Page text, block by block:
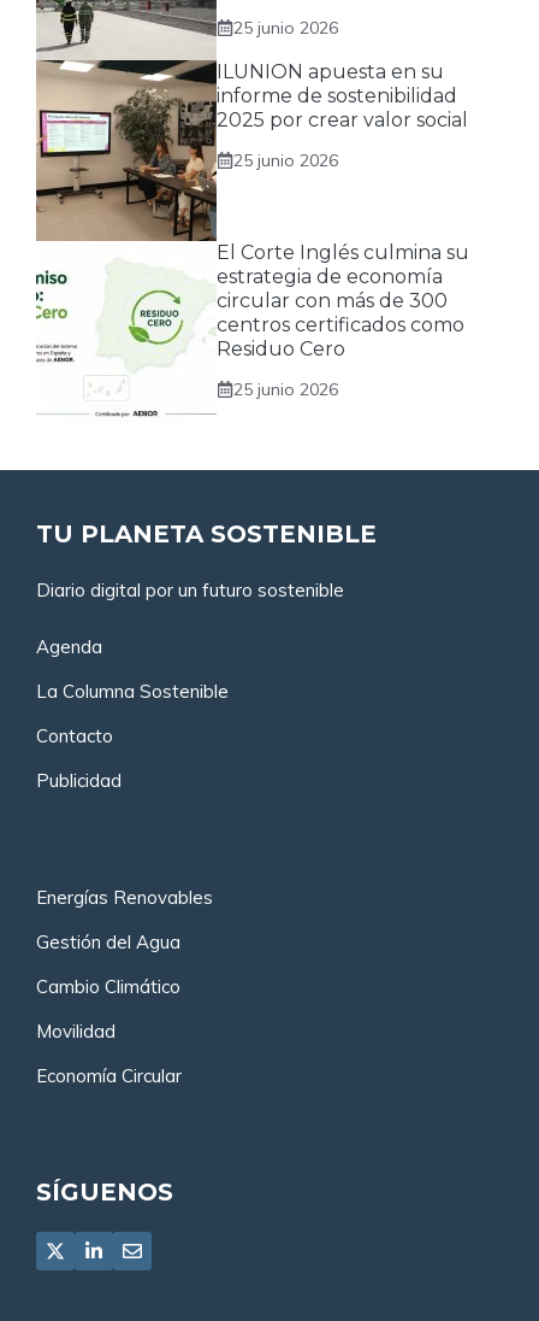
25 junio 2026
ILUNION apuesta en su
informe de sostenibilidad
2025 por crear valor social
25 junio 2026
El Corte Inglés culmina su
estrategia de economía
circular con más de 300
centros certificados como
Residuo Cero
25 junio 2026
TU PLANETA SOSTENIBLE
Diario digital por un futuro sostenible
Agenda
La Columna Sostenible
Contacto
Publicidad
Energías Renovables
Gestión del Agua
Cambio Climático
Movilidad
Economía Circular
SÍGUENOS